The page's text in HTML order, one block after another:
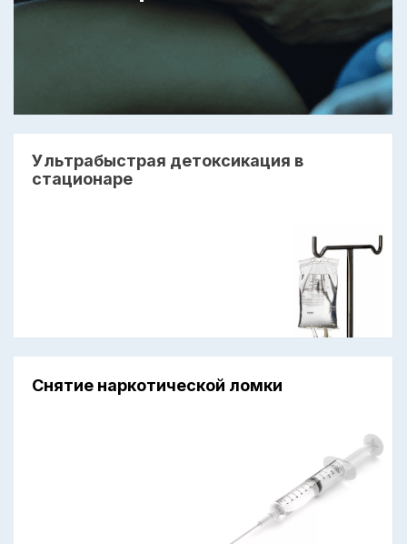
Ультрабыстрая детоксикация в
стационаре
Снятие наркотической ломки